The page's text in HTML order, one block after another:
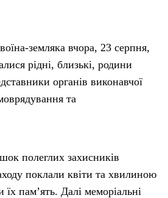
земляка вчора, 23 серпня,
рідні, близькі, родини
органів виконавчої
та
полеглих захисників
поклали квіти та хвилиною
пам’ять. Далі меморіальні